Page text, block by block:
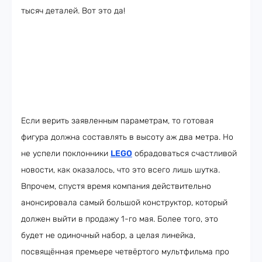
тысяч деталей. Вот это да!
Если верить заявленным параметрам, то готовая
фигура должна составлять в высоту аж два метра. Но
не успели поклонники LEGO обрадоваться счастливой
новости, как оказалось, что это всего лишь шутка.
Впрочем, спустя время компания действительно
анонсировала самый большой конструктор, который
должен выйти в продажу 1-го мая. Более того, это
будет не одиночный набор, а целая линейка,
посвящённая премьере четвёртого мультфильма про